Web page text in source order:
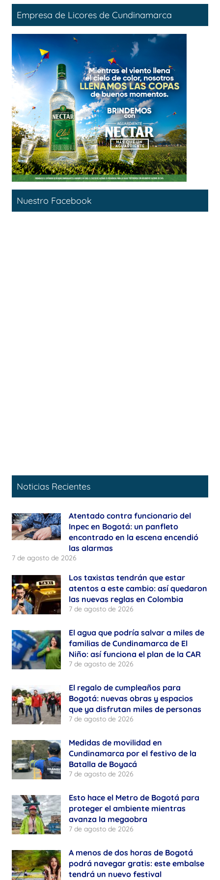
Empresa de Licores de Cundinamarca
Nuestro Facebook
Noticias Recientes
Atentado contra funcionario del
Inpec en Bogotá: un panfleto
encontrado en la escena encendió
las alarmas
7 de agosto de 2026
Los taxistas tendrán que estar
atentos a este cambio: así quedaron
las nuevas reglas en Colombia
7 de agosto de 2026
El agua que podría salvar a miles de
familias de Cundinamarca de El
Niño: así funciona el plan de la CAR
7 de agosto de 2026
El regalo de cumpleaños para
Bogotá: nuevas obras y espacios
que ya disfrutan miles de personas
7 de agosto de 2026
Medidas de movilidad en
Cundinamarca por el festivo de la
Batalla de Boyacá
7 de agosto de 2026
Esto hace el Metro de Bogotá para
proteger el ambiente mientras
avanza la megaobra
7 de agosto de 2026
A menos de dos horas de Bogotá
podrá navegar gratis: este embalse
tendrá un nuevo festival